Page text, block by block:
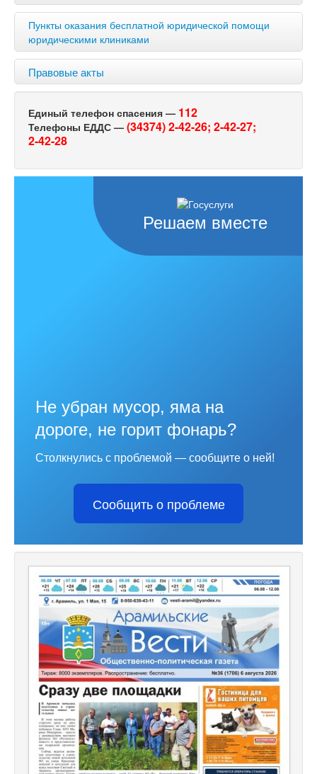
Пункты оказания бесплатной юридической помощи
юридическими клиниками
Правовые акты
Единый телефон спасения — 112
Телефоны ЕДДС — (34374) 2-42-26; 2-42-27;
2-42-28
Решаем вместе
Не убран мусор, яма на
дороге, не горит фонарь?
Столкнулись с проблемой — сообщите о ней!
Сообщить о проблеме